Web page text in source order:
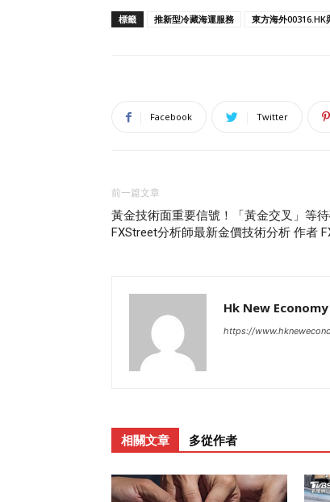
標籤 推新型冷藏海運服務 東方海外00316.HK
Facebook Twitter
前一篇文章
黃金技術面重要信號！「黃金交叉」等
FXStreet分析師最新金價技術分析 作者
Hk New Economy
https://
相關文章 多從作者